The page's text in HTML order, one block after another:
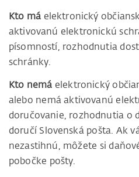
Kto má elektronický
aktivovanú elektronickú
písomností, rozhodnutia
schránky.
Kto nemá elektronický
alebo nemá aktivovanú
doručovanie, rozhodnutia o
doručí Slovenská pošta. Ak
nezastihnú, môžete si
pobočke pošty.